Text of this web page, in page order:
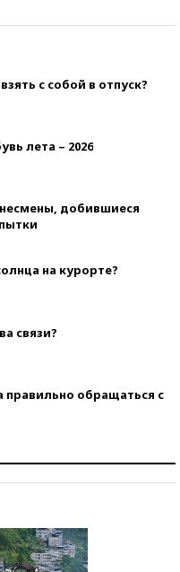
с собой в отпуск?
лета – 2026
добившиеся
на курорте?
связи?
правильно обращаться с